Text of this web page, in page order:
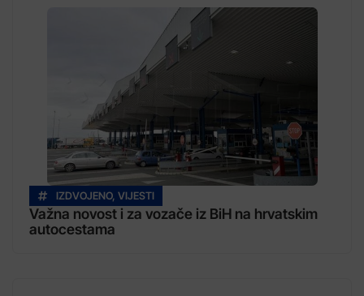
IZDVOJENO, VIJESTI
Važna novost i za vozače iz BiH na hrvatskim
autocestama